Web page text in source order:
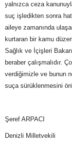
yalnızca ceza
suç işledikten sonra
aileye zamanında
kurtaran bir kamu
Sağlık ve İçişleri
beraber çalışmalıdır.
verdiğimizle ve bunun
suça sürüklenmesini
Şeref ARPACI
Denizli Milletvekili